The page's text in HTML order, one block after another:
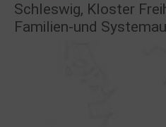
Schleswig, Kloster
Familien-und